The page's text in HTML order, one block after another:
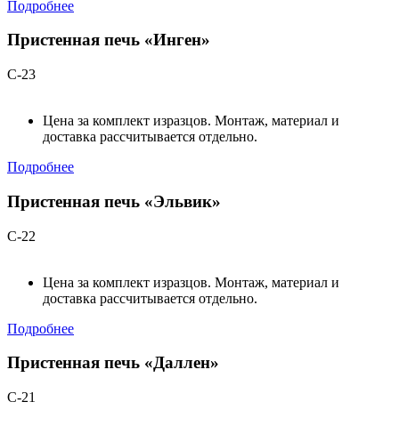
Подробнее
Пристенная печь «Инген»
С-23
Цена за комплект изразцов. Монтаж, материал и
доставка рассчитывается отдельно.
Подробнее
Пристенная печь «Эльвик»
С-22
Цена за комплект изразцов. Монтаж, материал и
доставка рассчитывается отдельно.
Подробнее
Пристенная печь «Даллен»
С-21